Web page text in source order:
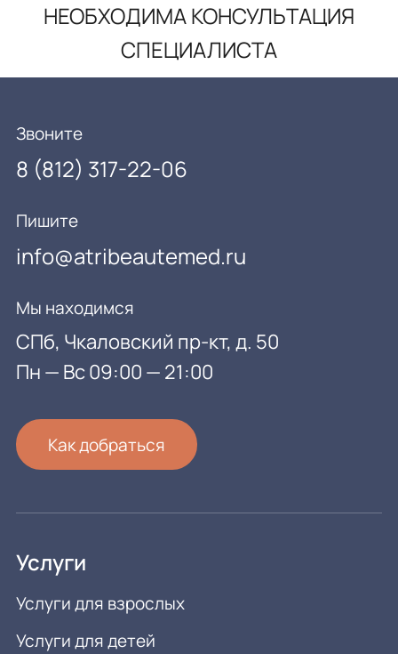
НЕОБХОДИМА КОНСУЛЬТАЦИЯ
СПЕЦИАЛИСТА
Звоните
8 (812) 317-22-06
Пишите
info@atribeautemed.ru
Мы находимся
СПб, Чкаловский пр-кт, д. 50
Пн — Вс 09:00 — 21:00
Как добраться
Услуги
Услуги для взрослых
Услуги для детей